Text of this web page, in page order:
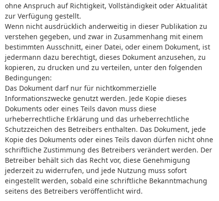
ohne Anspruch auf Richtigkeit, Vollständigkeit oder Aktualität
zur Verfügung gestellt.
Wenn nicht ausdrücklich anderweitig in dieser Publikation zu
verstehen gegeben, und zwar in Zusammenhang mit einem
bestimmten Ausschnitt, einer Datei, oder einem Dokument, ist
jedermann dazu berechtigt, dieses Dokument anzusehen, zu
kopieren, zu drucken und zu verteilen, unter den folgenden
Bedingungen:
Das Dokument darf nur für nichtkommerzielle
Informationszwecke genutzt werden. Jede Kopie dieses
Dokuments oder eines Teils davon muss diese
urheberrechtliche Erklärung und das urheberrechtliche
Schutzzeichen des Betreibers enthalten. Das Dokument, jede
Kopie des Dokuments oder eines Teils davon dürfen nicht ohne
schriftliche Zustimmung des Betreibers verändert werden. Der
Betreiber behält sich das Recht vor, diese Genehmigung
jederzeit zu widerrufen, und jede Nutzung muss sofort
eingestellt werden, sobald eine schriftliche Bekanntmachung
seitens des Betreibers veröffentlicht wird.